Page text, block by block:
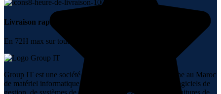
Livraison rapide.
En 72H max sur tout le Maroc.
Group IT est une société spécialisée dans la vente en ligne au Maroc
de matériel informatique, de réseaux, de téléphonie, de logiciels de
gestion, de systèmes de sécurité, d’audiovisuel et de fournitures de